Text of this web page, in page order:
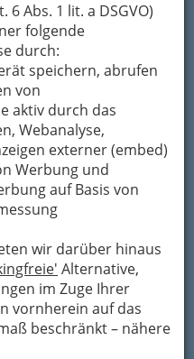
Abs. 1 lit. a DSGVO)
folgende
durch:
speichern, abrufen
von
aktiv durch das
Webanalyse,
externer (embed)
Werbung und
auf Basis von
wir darüber hinaus
Alternative,
im Zuge Ihrer
vornherein auf das
beschränkt – nähere
per Mail an das
Sorger "zum
& Co KG"